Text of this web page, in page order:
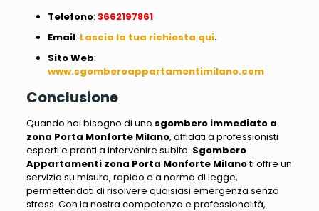
Telefono: 3662197861
Email: Lascia la tua richiesta qui.
SitoWeb:
www.sgomberoappartamentimilano.com
Conclusione
Quando hai bisogno di uno sgombero immediato a
zona Porta Monforte Milano, affidati a professionisti
esperti e pronti a intervenire subito. Sgombero
Appartamenti zona Porta Monforte Milanoti offre un
servizio su misura, rapido e a norma di legge,
permettendoti di risolvere qualsiasi emergenza senza
stress. Con la nostra competenza e professionalità,